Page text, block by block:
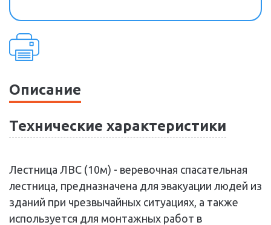
Описание
Технические характеристики
Лестница ЛВС (10м) - веревочная спасательная
лестница, предназначена для эвакуации людей из
зданий при чрезвычайных ситуациях, а также
используется для монтажных работ в